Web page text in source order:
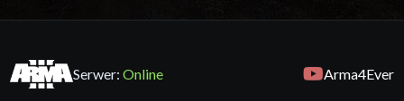
Serwer:Online Arma4Ever